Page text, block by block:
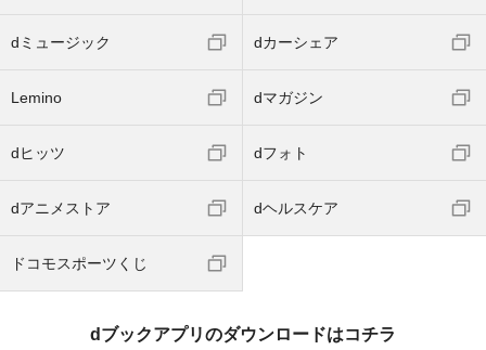
dミュージック dカーシェア
Lemino dマガジン
dヒッツ dフォト
dアニメストア dヘルスケア
ドコモスポーツくじ
dブックアプリのダウンロードはコチラ